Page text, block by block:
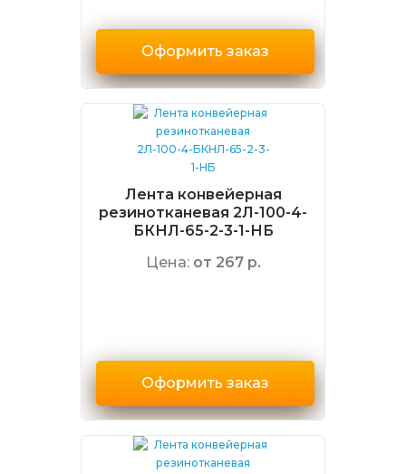
Оформить заказ
Лента конвейерная
резинотканевая 2Л-100-4-
БКНЛ-65-2-3-1-НБ
Цена: от 267 р.
Оформить заказ